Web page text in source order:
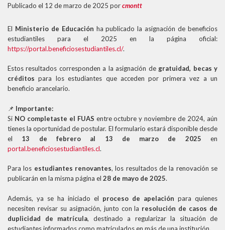
Publicado el 12 de marzo de 2025 porcmontt
El Ministerio de Educación ha publicado la asignación de beneficios
estudiantiles para el 2025 en la página oficial:
https://portal.beneficiosestudiantiles.cl/.
Estos resultados corresponden a la asignación de gratuidad, becas y
créditos para los estudiantes que acceden por primera vez a un
beneficio arancelario.
📌 Importante:
Si NO completaste el FUAS entre octubre y noviembre de 2024, aún
tienes la oportunidad de postular. El formulario estará disponible desde
el 13 de febrero al 13 de marzo de 2025 en
portal.beneficiosestudiantiles.cl.
Para los estudiantes renovantes, los resultados de la renovación se
publicarán en la misma página el 28 de mayo de 2025.
Además, ya se ha iniciado el proceso de apelación para quienes
necesiten revisar su asignación, junto con la resolución de casos de
duplicidad de matrícula, destinado a regularizar la situación de
estudiantes informados como matriculados en más de una institución.